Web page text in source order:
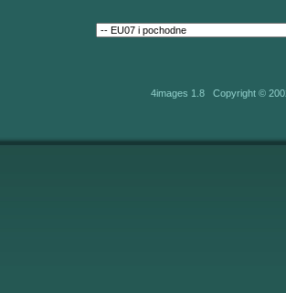
4images 1.8 Copyright ©